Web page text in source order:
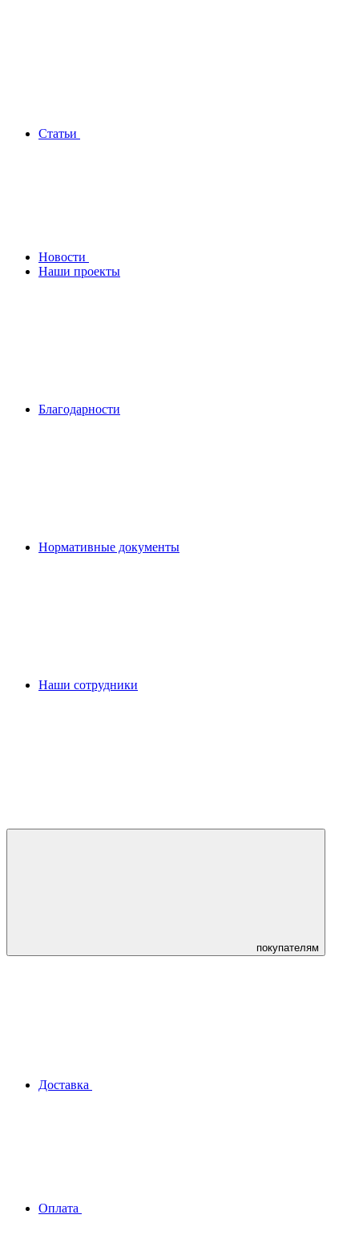
Статьи
Новости
Наши проекты
Благодарности
Нормативные документы
Наши сотрудники
покупателям
Доставка
Оплата